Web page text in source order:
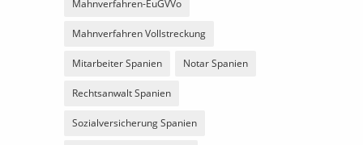
Mahnverfahren-EuGVVo
Mahnverfahren Vollstreckung
Mitarbeiter Spanien Notar Spanien
Rechtsanwalt Spanien
Sozialversicherung Spanien